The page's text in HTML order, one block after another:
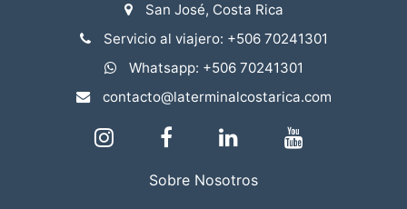
San José, Costa Rica
Servicio al viajero: +506 70241301
Whatsapp: +506 70241301
contacto@laterminalcostarica.com
Sobre Nosotros